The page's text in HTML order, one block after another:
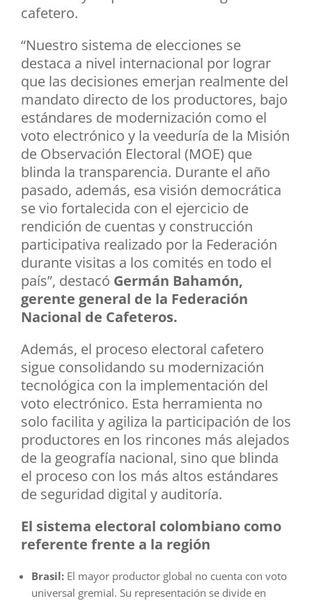
cafetero.
“Nuestro sistema de elecciones se
destaca a nivel internacional por lograr
que las decisiones emerjan realmente del
mandato directo de los productores, bajo
estándares de modernización como el
voto electrónico y la veeduría de la Misión
de Observación Electoral (MOE) que
blinda la transparencia. Durante el año
pasado, además, esa visión democrática
se vio fortalecida con el ejercicio de
rendición de cuentas y construcción
participativa realizado por la Federación
durante visitas a los comités en todo el
país”, destacó Germán Bahamón,
gerente general de la Federación
Nacional de Cafeteros.
Además, el proceso electoral cafetero
sigue consolidando su modernización
tecnológica con la implementación del
voto electrónico. Esta herramienta no
solo facilita y agiliza la participación de los
productores en los rincones más alejados
de la geografía nacional, sino que blinda
el proceso con los más altos estándares
de seguridad digital y auditoría.
El sistema electoral colombiano como
referente frente a la región
Brasil: El mayor productor global no cuenta con voto
universal gremial. Su representación se divide en